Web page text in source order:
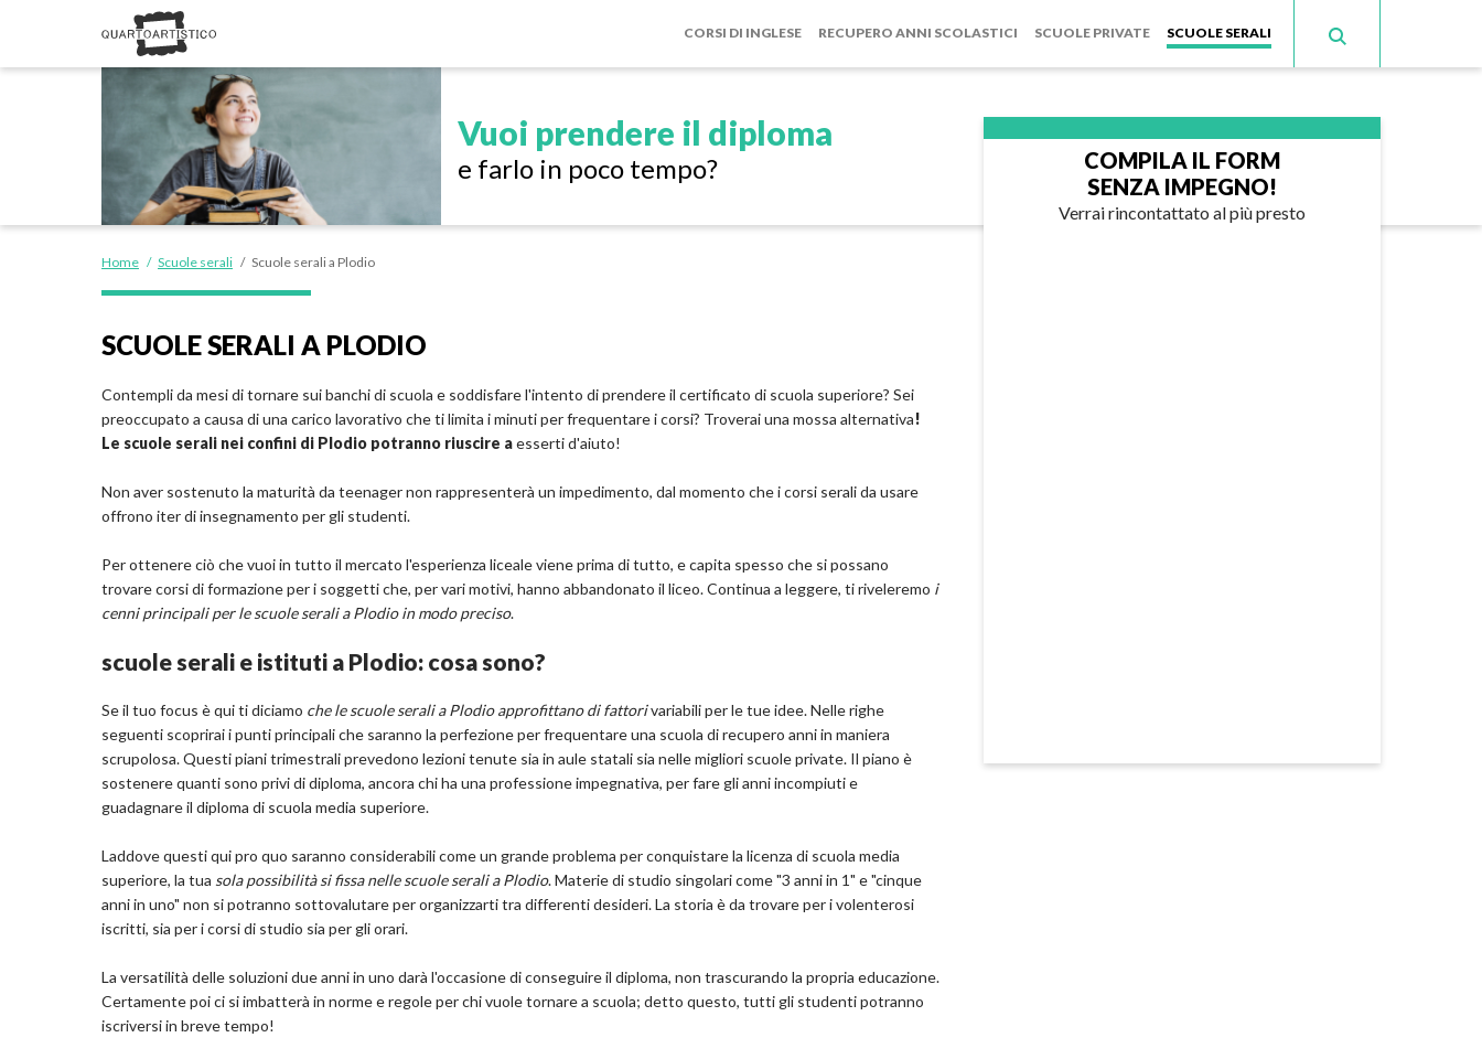
CORSI DI INGLESE RECUPERO ANNI SCOLASTICI SCUOLE PRIVATE SCUOLE SERALI
Vuoi prendere il diploma
e farlo in poco tempo?
Home / Scuole serali / Scuole serali a Plodio
SCUOLE SERALI A PLODIO
Contempli da mesi di tornare sui banchi di scuola e soddisfare l'intento di prendere il certificato di scuola superiore? Sei
preoccupato a causa di una carico lavorativo che ti limita i minuti per frequentare i corsi? Troverai una mossa alternativa!
Le scuole serali nei confini di Plodio potranno riuscire aesserti d'aiuto!
Non aver sostenuto la maturità da teenager non rappresenterà un impedimento, dal momento che i corsi serali da usare
offrono iter di insegnamento per gli studenti.
Per ottenere ciò che vuoi in tutto il mercato l'esperienza liceale viene prima di tutto, e capita spesso che si possano
trovare corsi di formazione per i soggetti che, per vari motivi, hanno abbandonato il liceo. Continua a leggere, ti riveleremo i
cenni principali per le scuole serali a Plodio in modo preciso.
scuole serali e istituti a Plodio: cosa sono?
Se il tuo focus è qui ti diciamo che le scuole serali a Plodio approfittano di fattorivariabili per le tue idee. Nelle righe
seguenti scoprirai i punti principali che saranno la perfezione per frequentare una scuola di recupero anni in maniera
scrupolosa. Questi piani trimestrali prevedono lezioni tenute sia in aule statali sia nelle migliori scuole private. Il piano è
sostenere quanti sono privi di diploma, ancora chi ha una professione impegnativa, per fare gli anni incompiuti e
guadagnare il diploma di scuola media superiore.
Laddove questi qui pro quo saranno considerabili come un grande problema per conquistare la licenza di scuola media
superiore, la tua sola possibilità si fissa nelle scuole serali a Plodio. Materie di studio singolari come "3 anni in 1" e "cinque
anni in uno" non si potranno sottovalutare per organizzarti tra differenti desideri. La storia è da trovare per i volenterosi
iscritti, sia per i corsi di studio sia per gli orari.
La versatilità delle soluzioni due anni in uno darà l'occasione di conseguire il diploma, non trascurando la propria educazione.
Certamente poi ci si imbatterà in norme e regole per chi vuole tornare a scuola; detto questo, tutti gli studenti potranno
iscriversi in breve tempo!
COMPILA IL FORM
SENZA IMPEGNO!
Verrai rincontattato al più presto